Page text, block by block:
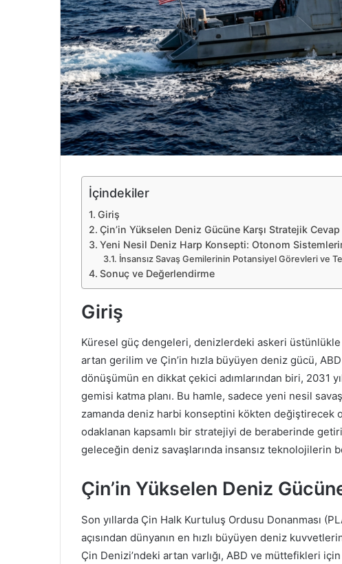
r
m
e
k
İçindekiler
Giriş
Çin’in Yükselen Deniz Gücüne Karşı Stratejik Cevap
Yeni Nesil Deniz Harp Konsepti: Otonom
İnsansız Savaş Gemilerinin Potansiyel Görevleri ve
Sonuç ve Değerlendirme
Giriş
Küresel güç dengeleri, denizlerdeki askeri
artan gerilim ve Çin’in hızla büyüyen deniz gücü,
dönüşümün en dikkat çekici adımlarından biri, 2031
gemisi katma planı. Bu hamle, sadece yeni nesil
zamanda deniz harbi konseptini kökten
odaklanan kapsamlı bir stratejiyi de beraberinde
geleceğin deniz savaşlarında insansız teknolojilerin
Çin’in Yükselen Deniz
Son yıllarda Çin Halk Kurtuluş Ordusu Donanması
açısından dünyanın en hızlı büyüyen deniz
Çin Denizi’ndeki artan varlığı, ABD ve müttefikleri